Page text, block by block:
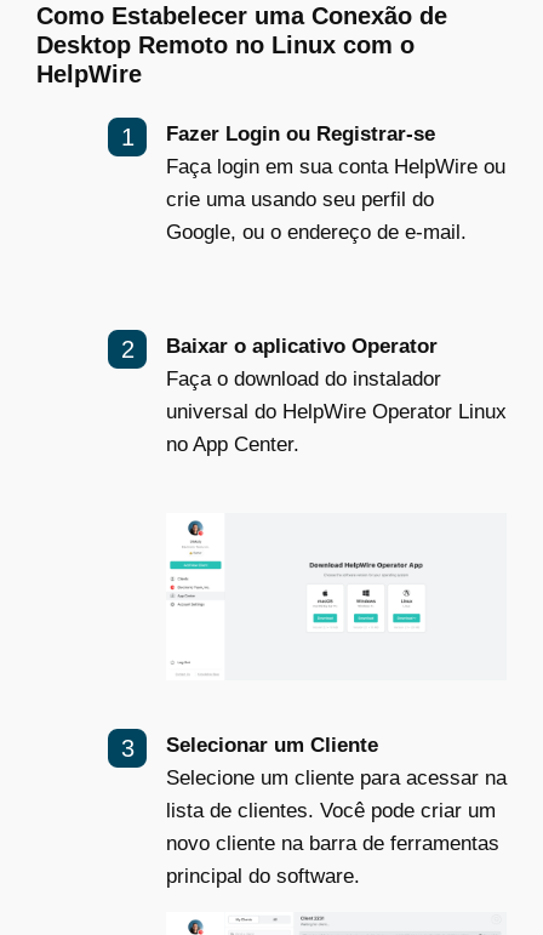
Como Estabelecer uma Conexão de
Desktop Remoto no Linux com o
HelpWire
Fazer Login ou Registrar-se
Faça login em sua conta HelpWire ou
crie uma usando seu perfil do
Google, ou o endereço de e-mail.
Baixar o aplicativo Operator
Faça o download do instalador
universal do HelpWire Operator Linux
no App Center.
Selecionar um Cliente
Selecione um cliente para acessar na
lista de clientes. Você pode criar um
novo cliente na barra de ferramentas
principal do software.